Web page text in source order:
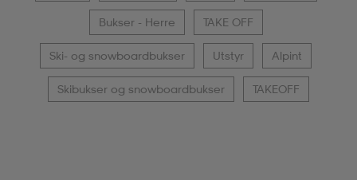
Bukser - Herre TAKE OFF
Ski- og snowboardbukser Utstyr Alpint
Skibukser og snowboardbukser TAKEOFF